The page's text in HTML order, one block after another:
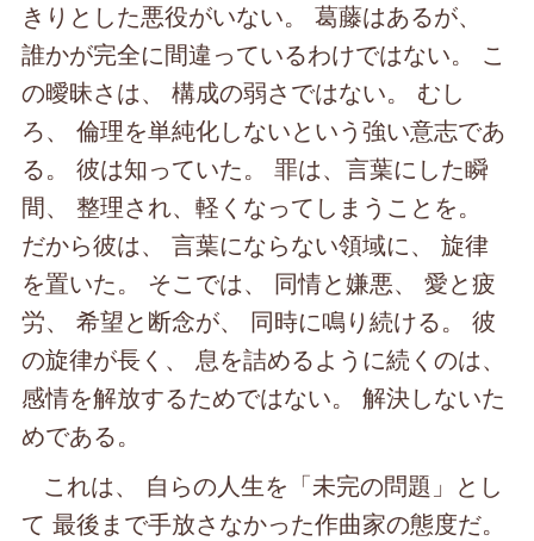
きりとした悪役がいない。 葛藤はあるが、
誰かが完全に間違っているわけではない。 こ
の曖昧さは、 構成の弱さではない。 むし
ろ、 倫理を単純化しないという強い意志であ
る。 彼は知っていた。 罪は、言葉にした瞬
間、 整理され、軽くなってしまうことを。
だから彼は、 言葉にならない領域に、 旋律
を置いた。 そこでは、 同情と嫌悪、 愛と疲
労、 希望と断念が、 同時に鳴り続ける。 彼
の旋律が長く、 息を詰めるように続くのは、
感情を解放するためではない。 解決しないた
めである。
これは、 自らの人生を「未完の問題」とし
て 最後まで手放さなかった作曲家の態度だ。